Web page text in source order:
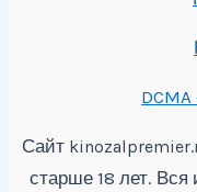
Сайт
старше 18 лет.